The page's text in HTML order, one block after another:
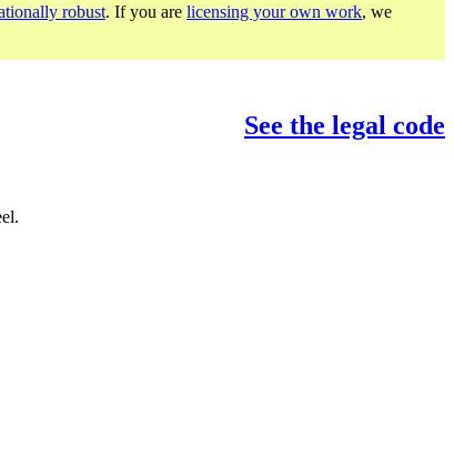
robust. If you are licensing your own work, we
See the legal code